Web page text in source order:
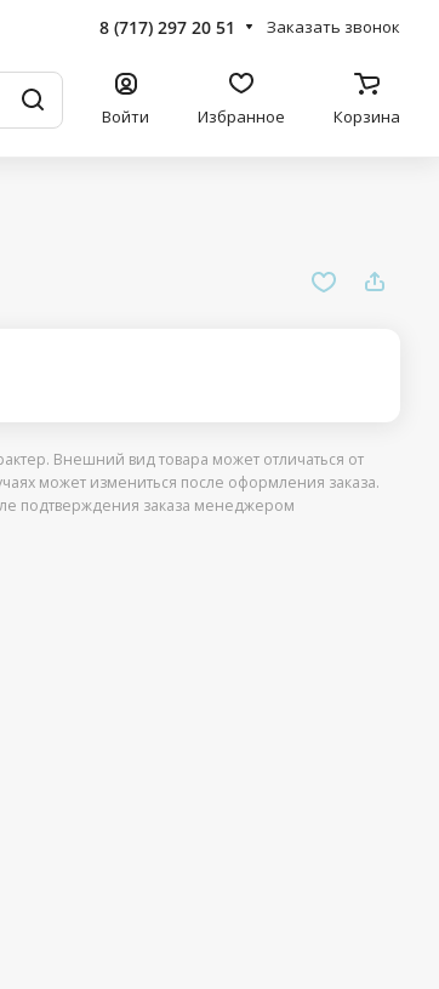
8 (717) 297 20 51 Заказать звонок
Войти Избранное Корзина
Внешний вид товара может отличаться от
может измениться после оформления заказа.
подтверждения заказа менеджером